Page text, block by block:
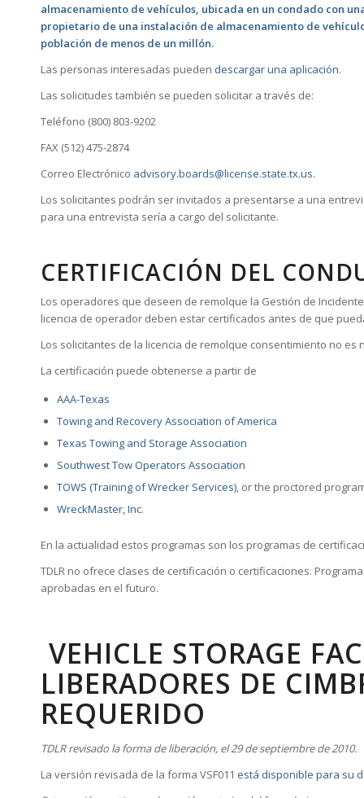
almacenamiento de vehículos, ubicada en un condado con
propietario de una instalación de almacenamiento de
población de menos de un millón.
Las personas interesadas pueden descargar una aplicación.
Las solicitudes también se pueden solicitar a través de:
Teléfono (800) 803-9202
FAX (512) 475-2874
Correo Electrónico advisory.boards@license.state.tx.us.
Los solicitantes podrán ser invitados a presentarse a una
para una entrevista sería a cargo del solicitante.
CERTIFICACIÓN DEL
Los operadores que deseen de remolque la Gestión de
licencia de operador deben estar certificados antes de que
Los solicitantes de la licencia de remolque consentimiento no
La certificación puede obtenerse a partir de
AAA-Texas
Towing and Recovery Association of America
Texas Towing and Storage Association
Southwest Tow Operators Association
TOWS (Training of Wrecker Services), or the proctored
WreckMaster, Inc.
En la actualidad estos programas son los programas de
TDLR no ofrece clases de certificación o certificaciones.
aprobadas en el futuro.
VEHICLE STORAGE
LIBERADORES DE
REQUERIDO
TDLR revisado la forma de liberación, el 29 de septiembre de 2010.
La versión revisada de la forma VSF011 está disponible para su